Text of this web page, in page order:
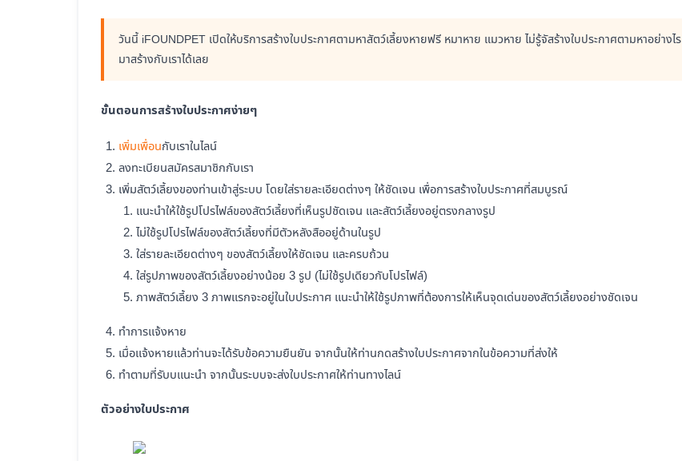
วันนี้ iFOUNDPET เปิดให้บริการสร้างใบประกาศตามหาสัตว์เลี้ยงหายฟรี หมาหาย แมวหาย ไม่รู้จัสร้างใบประกาศตามหาอย่างไร
มาสร้างกับเราได้เลย
ขั้นตอนการสร้างใบประกาศง่ายๆ
เพิ่มเพื่อนกับเราในไลน์
ลงทะเบียนสมัครสมาชิกกับเรา
เพิ่มสัตว์เลี้ยงของท่านเข้าสู่ระบบ โดยใส่รายละเอียดต่างๆ ให้ชัดเจน เพื่อการสร้างใบประกาศที่สมบูรณ์
แนะนำให้ใช้รูปโปรไฟล์ของสัตว์เลี้ยงที่เห็นรูปชัดเจน และสัตว์เลี้ยงอยู่ตรงกลางรูป
ไม่ใช้รูปโปรไฟล์ของสัตว์เลี้ยงที่มีตัวหลังสืออยู่ด้านในรูป
ใส่รายละเอียดต่างๆ ของสัตว์เลี้ยงให้ชัดเจน และครบถ้วน
ใส่รูปภาพของสัตว์เลี้ยงอย่างน้อย 3 รูป (ไม่ใช้รูปเดียวกับโปรไฟล์)
ภาพสัตว์เลี้ยง 3 ภาพแรกจะอยู่ในใบประกาศ แนะนำให้ใช้รูปภาพที่ต้องการให้เห็นจุดเด่นของสัตว์เลี้ยงอย่างชัดเจน
ทำการแจ้งหาย
เมื่อแจ้งหายแล้วท่านจะได้รับข้อความยืนยัน จากนั้นให้ท่านกดสร้างใบประกาศจากในข้อความที่ส่งให้
ทำตามที่รับบแนะนำ จากนั้นระบบจะส่งใบประกาศให้ท่านทางไลน์
ตัวอย่างใบประกาศ